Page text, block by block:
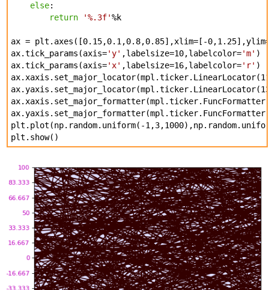
else:
return
'%.3f'%k
ax = plt.axes([0.15,0.1,0.8,0.85],xlim=[-
ax.tick_params(axis='y' ,labelsize=10,labelcolor='m' )
ax.tick_params(axis='x' ,labelsize=16,labelcolor='r' )
plt.plot(np.random.uniform(-
plt.show()